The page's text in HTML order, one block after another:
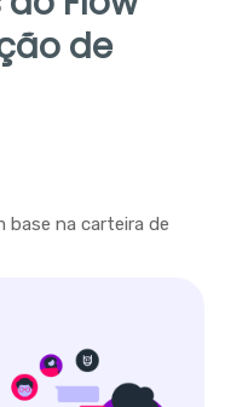
de
base na carteira de